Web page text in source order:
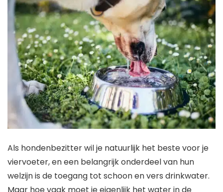
Als hondenbezitter wil je natuurlijk het beste voor je
viervoeter, en een belangrijk onderdeel van hun
welzijn is de toegang tot schoon en vers drinkwater.
Maar hoe vaak moet je eigenlijk het water in de